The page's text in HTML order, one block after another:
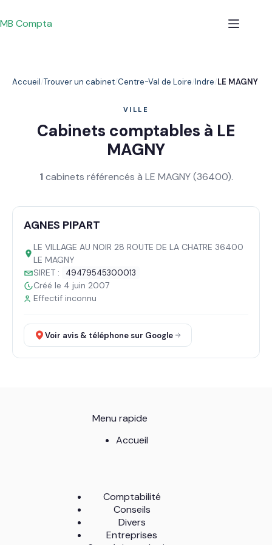
au
contenu
MB Compta
Accueil Trouver un cabinet Centre-Val de Loire Indre LE MAGNY
VILLE
Cabinets comptables à LE
MAGNY
1cabinets référencés à LE MAGNY (36400).
AGNES PIPART
LE VILLAGE AU NOIR 28 ROUTE DE LA CHATRE 36400
LE MAGNY
SIRET :
49479545300013
Créé le 4 juin 2007
Effectif inconnu
Voir avis & téléphone sur Google
Menu rapide
Accueil
Comptabilité
Conseils
Divers
Entreprises